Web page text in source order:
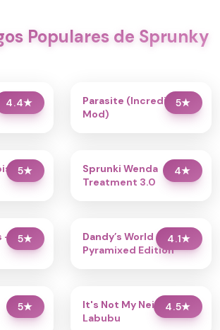
Populares de Sprunky
4.4★ 5★
Parasite (Incredibox
Mod)
5★
2:
4★
Sprunki Wenda
Treatment 3.0
5★
–
4.1★
Dandy’s World
Pyramixed Edition
5★ 4.5★
It's Not My Neighbor:
Labubu